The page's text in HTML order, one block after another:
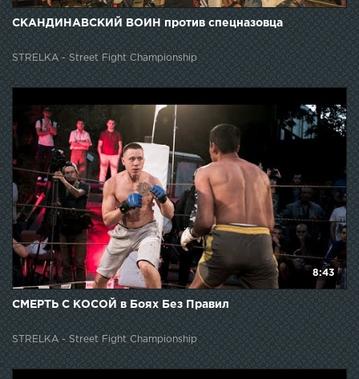
СКАНДИНАВСКИЙ ВОИН против спецназовца
STRELKA - Street Fight Championship
8:43
СМЕРТЬ С КОСОЙ в Боях Без Правил
STRELKA - Street Fight Championship